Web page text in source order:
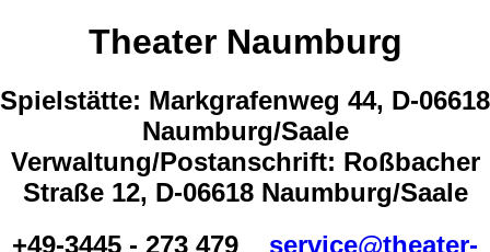
Theater Naumburg
Spielstätte: Markgrafenweg 44, D-06618
Naumburg/Saale
Verwaltung/Postanschrift: Roßbacher
Straße 12, D-06618 Naumburg/Saale
+49-3445 - 273 479
service@theater-